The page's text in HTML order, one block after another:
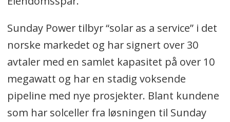
Sunday Power tilbyr “solar as a service” i det
norske markedet og har signert over 30
avtaler med en samlet kapasitet på over 10
megawatt og har en stadig voksende
pipeline med nye prosjekter. Blant kundene
som har solceller fra løsningen til Sunday